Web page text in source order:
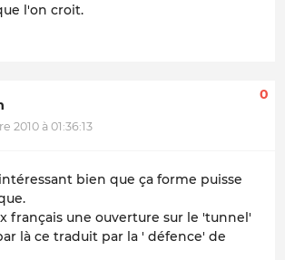
l'on croit.
2010 à 01:36:13
0
bien que ça forme puisse
français une ouverture sur le 'tunnel'
là ce traduit par la ' défence' de